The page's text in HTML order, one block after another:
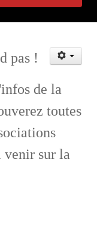
pas !
de la
toutes
venir sur la